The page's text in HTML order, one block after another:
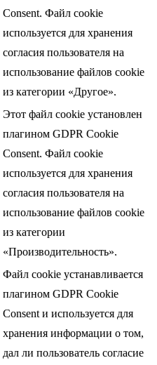
Consent. Файл cookie
используется для хранения
согласия пользователя на
использование файлов cookie
из категории «Другое».
Этот файл cookie установлен
плагином GDPR Cookie
Consent. Файл cookie
используется для хранения
согласия пользователя на
использование файлов cookie
из категории
«Производительность».
Файл cookie устанавливается
плагином GDPR Cookie
Consent и используется для
хранения информации о том,
дал ли пользователь согласие